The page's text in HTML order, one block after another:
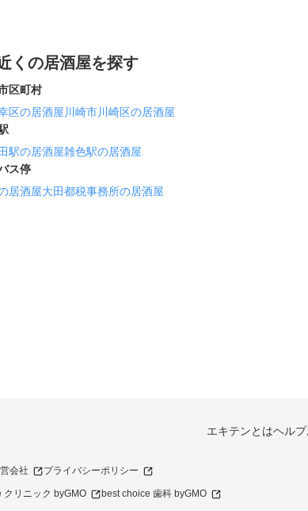
くの居酒屋を探す
区町村
区の居酒屋 川崎市川崎区の居酒屋
駅の居酒屋雑色駅の居酒屋
ス停
居酒屋大田都税事務所の居酒屋
エキテンとはヘルプ
会社 プライバシーポリシー
クリニック byGMO best choice 歯科 byGMO